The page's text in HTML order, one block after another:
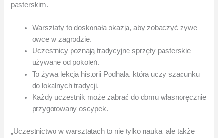
pasterskim.
Warsztaty to doskonała okazja, aby zobaczyć żywe
owce w zagrodzie.
Uczestnicy poznają tradycyjne sprzęty pasterskie
używane od pokoleń.
To żywa lekcja historii Podhala, która uczy szacunku
do lokalnych tradycji.
Każdy uczestnik może zabrać do domu własnoręcznie
przygotowany oscypek.
„Uczestnictwo w warsztatach to nie tylko nauka, ale także